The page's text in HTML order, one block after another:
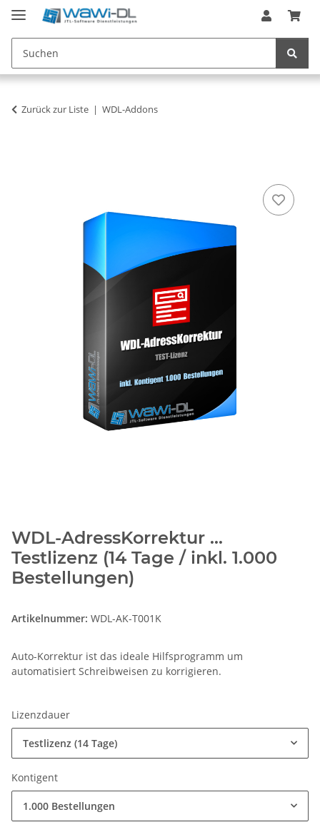
Zurück zur Liste WDL-Addons
WDL-AdressKorrektur ...
Testlizenz (14 Tage / inkl. 1.000
Bestellungen)
Artikelnummer: WDL-AK-T001K
Auto-Korrektur ist das ideale Hilfsprogramm um
automatisiert Schreibweisen zu korrigieren.
Lizenzdauer
Testlizenz (14 Tage)
Kontigent
1.000 Bestellungen